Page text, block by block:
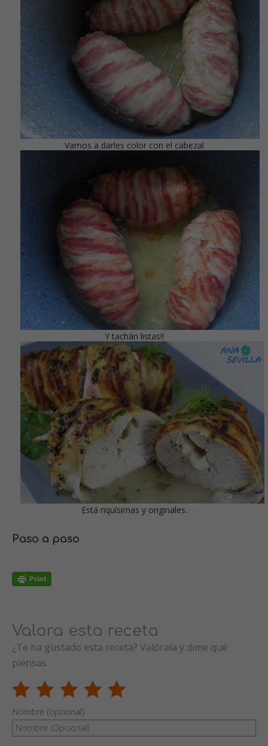
Vamos a darles color con el cabezal
Y tachán listas!!
Está riquísimas y originales.
Paso a paso
Valora esta receta
¿Te ha gustado esta receta? Valórala y dime qué
piensas
Nombre (opcional)